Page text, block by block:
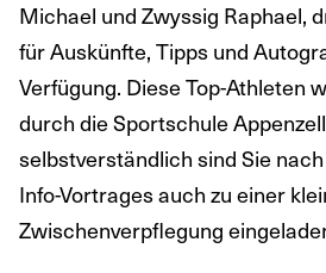
Michael und Zwyssig Raphael,
für Auskünfte, Tipps und
Verfügung. Diese Top-Athleten
durch die Sportschule
selbstverständlich sind Sie
Info-Vortrages auch zu einer
Zwischenverpflegung